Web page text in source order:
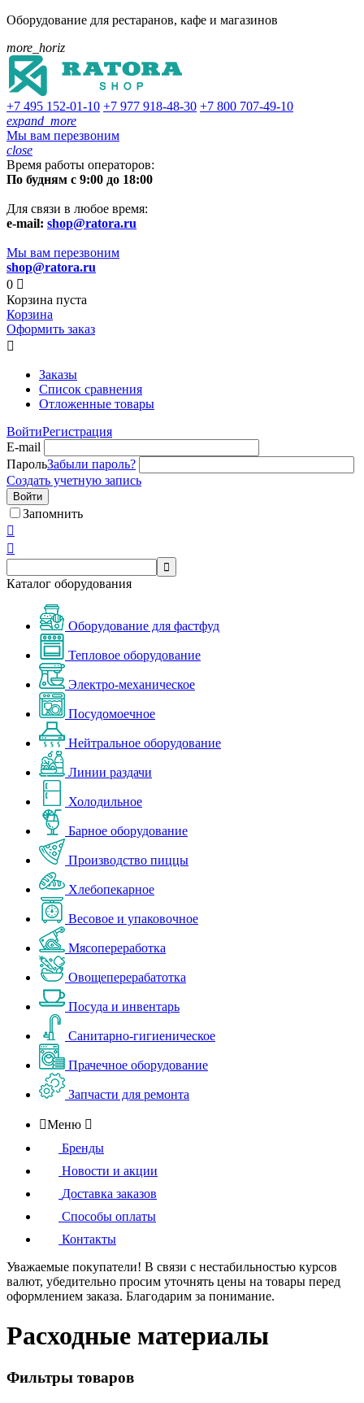
Оборудование для рестаранов, кафе и магазинов
more_horiz
+7 495 152-01-10 +7 977 918-48-30 +7 800 707-49-10
expand_more
Мы вам перезвоним
close
Время работы операторов:
По будням с 9:00 до 18:00
Для связи в любое время:
e-mail: shop@ratora.ru
Мы вам перезвоним
shop@ratora.ru
0 
Корзина пуста
Корзина
Оформить заказ

Заказы
Список сравнения
Отложенные товары
ВойтиРегистрация
E-mail
ПарольЗабыли пароль?
Создать учетную запись
Войти
Запомнить



Каталог оборудования
Оборудование для фастфуд
Тепловое оборудование
Электро-механическое
Посудомоечное
Нейтральное оборудование
Линии раздачи
Холодильное
Барное оборудование
Производство пиццы
Хлебопекарное
Весовое и упаковочное
Мясопереработка
Овощеперерабатотка
Посуда и инвентарь
Санитарно-гигиеническое
Прачечное оборудование
Запчасти для ремонта
Меню 
Бренды
Новости и акции
Доставка заказов
Способы оплаты
Контакты
Уважаемые покупатели! В связи с нестабильностью курсов
валют, убедительно просим уточнять цены на товары перед
оформлением заказа. Благодарим за понимание.
Расходные материалы
Фильтры товаров